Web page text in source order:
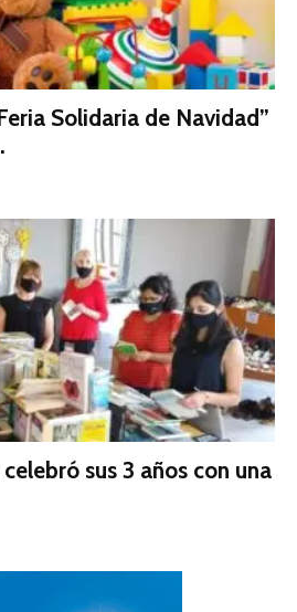
Solidaria de Navidad”
sus 3 años con una